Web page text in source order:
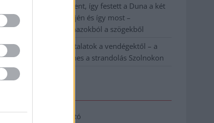
Egyszer fent, egyszer lent, így festett a Duna a két
évvel ezelőtti árvíz idején és így most –
fotógyűjtemény ugyanazokból a szögekből
Ilyenek eddig a tapasztalatok a vendégektől – a
hőhullám miatt ingyenes a strandolás Szolnokon
Adatkezelési tájékoztató